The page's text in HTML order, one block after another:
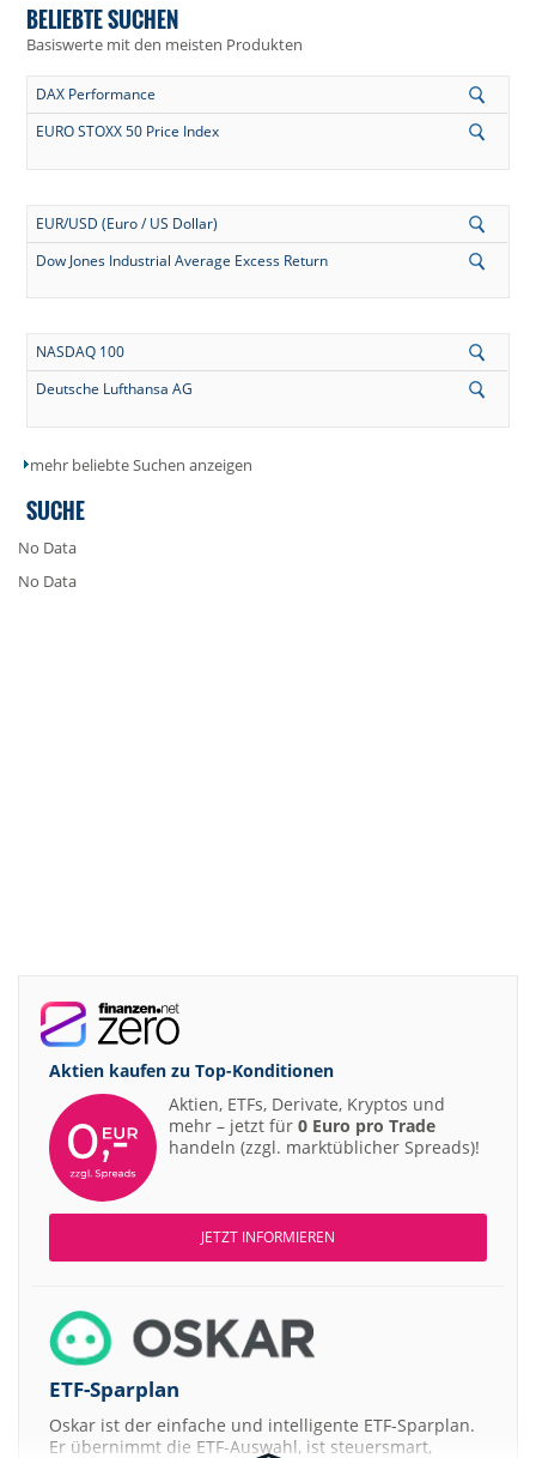
BELIEBTE SUCHEN
Basiswerte mit den meisten Produkten
DAX Performance
EURO STOXX 50 Price Index
EUR/USD (Euro / US Dollar)
Dow Jones Industrial Average Excess Return
NASDAQ 100
Deutsche Lufthansa AG
mehr beliebte Suchen anzeigen
SUCHE
No Data
No Data
Aktien kaufen zu Top-Konditionen
Aktien, ETFs, Derivate, Kryptos und
mehr – jetzt für 0 Euro pro Trade
handeln (zzgl. marktüblicher Spreads)!
JETZT INFORMIEREN
ETF-Sparplan
Oskar ist der einfache und intelligente ETF-Sparplan.
Er übernimmt die ETF-Auswahl, ist steuersmart,